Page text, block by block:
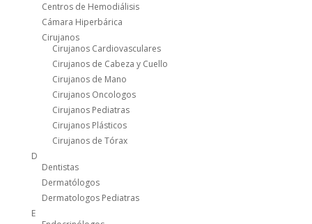
Centros de Hemodiálisis
Cámara Hiperbárica
Cirujanos
Cirujanos Cardiovasculares
Cirujanos de Cabeza y Cuello
Cirujanos de Mano
Cirujanos Oncologos
Cirujanos Pediatras
Cirujanos Plásticos
Cirujanos de Tórax
D
Dentistas
Dermatólogos
Dermatologos Pediatras
E